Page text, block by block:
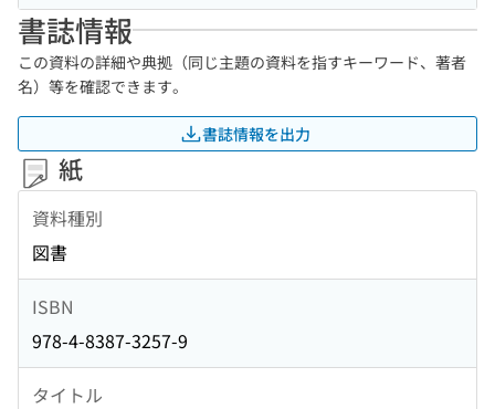
書誌情報
この資料の詳細や典拠（同じ主題の資料を指すキーワード、著者
名）等を確認できます。
書誌情報を出力
紙
資料種別
図書
ISBN
978-4-8387-3257-9
タイトル